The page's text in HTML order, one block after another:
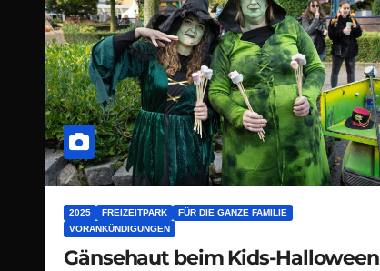
2025 FREIZEITPARK
FÜR DIE GANZE FAMILIE
VORANKÜNDIGUNGEN
Gänsehaut beim Kids-Halloween